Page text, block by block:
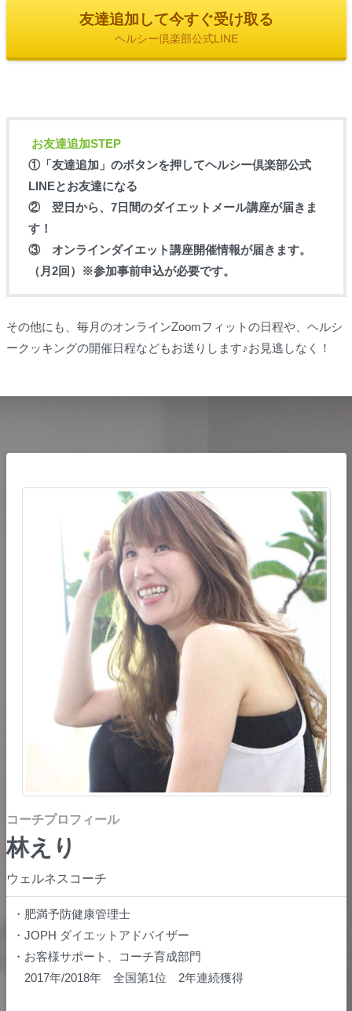
友達追加して今すぐ受け取る
ヘルシー倶楽部公式LINE
お友達追加STEP
①「友達追加」のボタンを押してヘルシー倶楽部公式
LINEとお友達になる
② 翌日から、7日間のダイエットメール講座が届きま
す！
③ オンラインダイエット講座開催情報が届きます。
（月2回）※参加事前申込が必要です。
その他にも、毎月のオンラインZoomフィットの日程や、ヘルシ
ークッキングの開催日程などもお送りします♪お見逃しなく！
コーチプロフィール
林えり
ウェルネスコーチ
・肥満予防健康管理士
・JOPH ダイエットアドバイザー
・お客様サポート、コーチ育成部門
2017年/2018年 全国第1位 2年連続獲得